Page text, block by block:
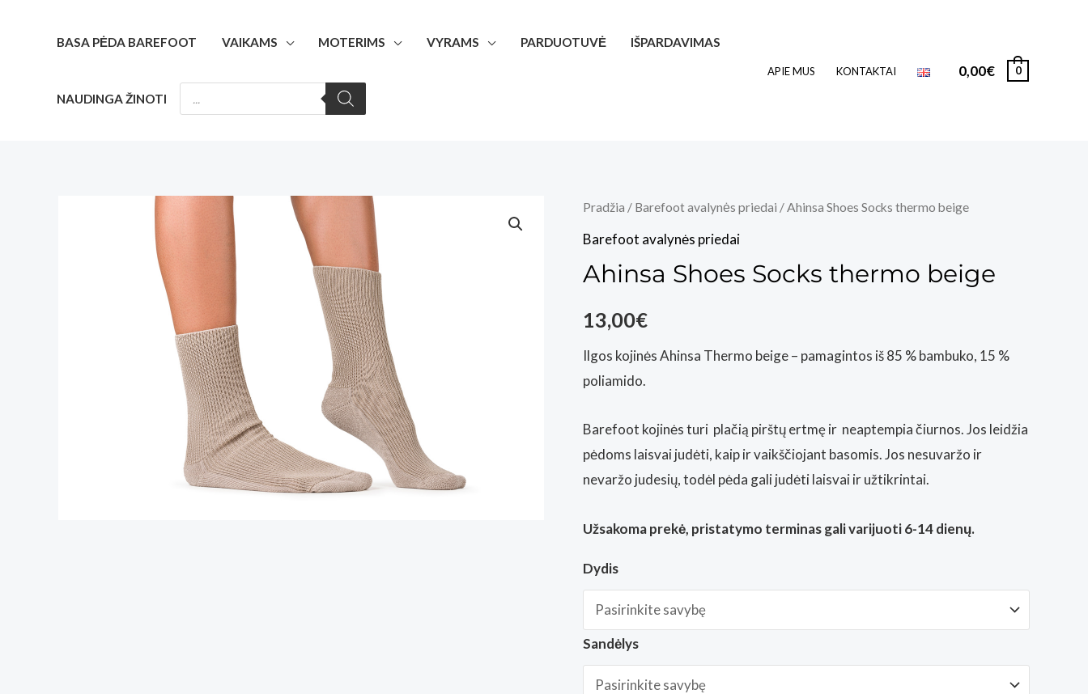
BASA PĖDA BAREFOOT VAIKAMS MOTERIMS VYRAMS PARDUOTUVĖ IŠPARDAVIMAS
NAUDINGA ŽINOTI
PRODUCTS
SEARCH
APIE MUS KONTAKTAI 0,00€ 0
Pradžia / Barefoot avalynės priedai / Ahinsa Shoes Socks thermo beige
Barefoot avalynės priedai
Ahinsa Shoes Socks thermo beige
13,00€
Ilgos kojinės Ahinsa Thermo beige – pamagintos iš 85 % bambuko, 15 %
poliamido.
Barefoot kojinės turi plačią pirštų ertmęir neaptempia čiurnos. Jos leidžia
pėdoms laisvai judėti, kaip ir vaikščiojant basomis. Jos nesuvaržo ir
nevaržo judesių, todėl pėda gali judėti laisvai ir užtikrintai.
Užsakoma prekė, pristatymo terminas gali varijuoti 6-14 dienų.
Dydis
Sandėlys